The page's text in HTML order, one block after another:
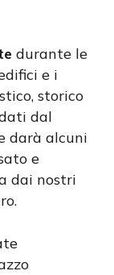
durante le
e i
storico
dal
darà alcuni
e
dai nostri